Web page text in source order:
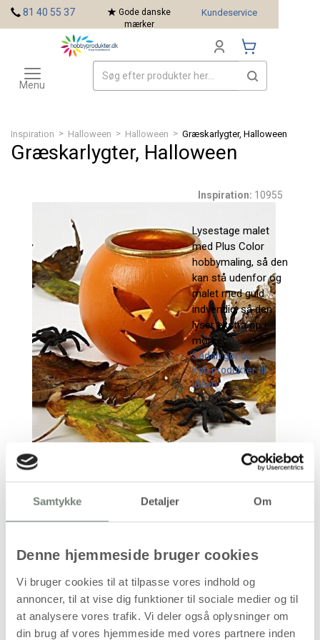
Samtykke Detaljer Om
Denne hjemmeside bruger cookies
Vi bruger cookies til at tilpasse vores indhold og
annoncer, til at vise dig funktioner til sociale medier og til
at analysere vores trafik. Vi deler også oplysninger om
din brug af vores hjemmeside med vores partnere inden
Inspiration > Halloween > Halloween > Græskarlygter, Halloween
Græskarlygter, Halloween
Inspiration: 10955
Lysestage malet
med Plus Color
hobbymaling, så den
kan stå udenfor og
malet med guld
indvendig, så den
lyser ekstra op i
mørket.
Sådan gør du
Køb produkter til
idéen
Sådan gør du
81 40 55 37
Gode danske
mærker
Kundeservice
Toggle
navigation
Menu
Mærker